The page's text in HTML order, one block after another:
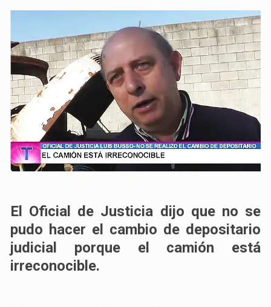
El Oficial de Justicia dijo que no se
pudo hacer el cambio de depositario
judicial porque el camión está
irreconocible.